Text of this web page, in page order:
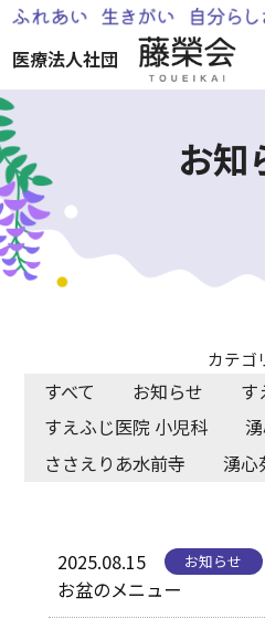
医療法人社団
お知
カテゴ
すべて お知らせ
す
すえふじ医院 小児科
ささえりあ水前寺
湧心
2025.08.15 お知らせ
お盆のメニュー
藤榮会について
お知らせ
湧心苑
ささえりあ水前寺
採用情報